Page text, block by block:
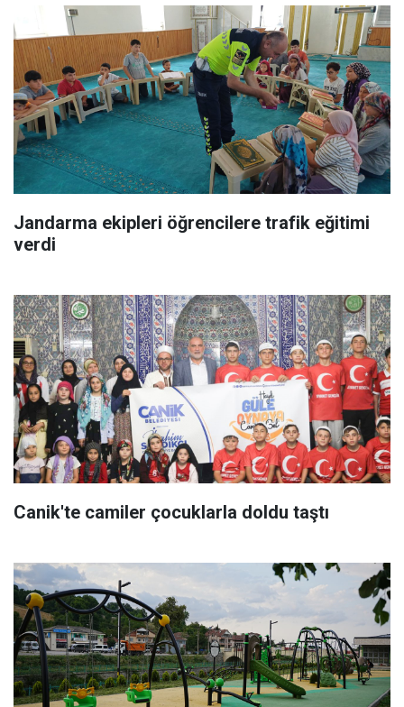
Jandarma ekipleri öğrencilere trafik eğitimi
verdi
Canik'te camiler çocuklarla doldu taştı